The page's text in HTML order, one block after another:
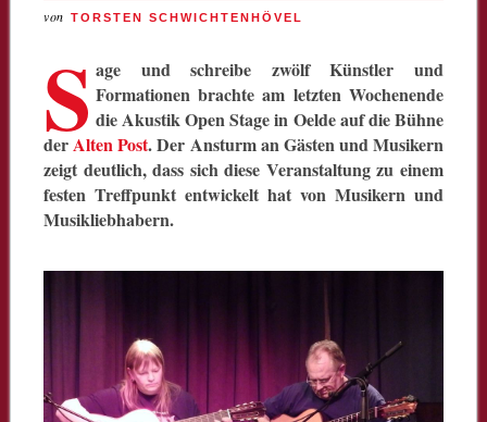
von TORSTEN SCHWICHTENHÖVEL
S age und schreibe zwölf Künstler und
Formationen brachte am letzten Wochenende
die Akustik Open Stage in Oelde auf die Bühne
derAlten Post. Der Ansturm an Gästen und Musikern
zeigt deutlich, dass sich diese Veranstaltung zu einem
festen Treffpunkt entwickelt hat von Musikern und
Musikliebhabern.